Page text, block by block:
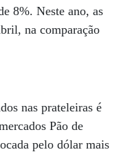
8%. Neste ano, as
na comparação
nas prateleiras é
Pão de
pelo dólar mais